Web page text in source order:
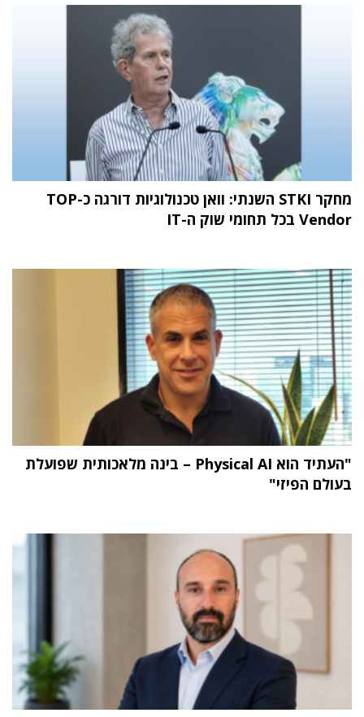
מחקר STKI השנתי: וואן טכנולוגיות דורגה כ-TOP
Vendor בכל תחומי שוק ה-IT
"העתיד הוא Physical AI – בינה מלאכותית שפועלת
בעולם הפיזי"